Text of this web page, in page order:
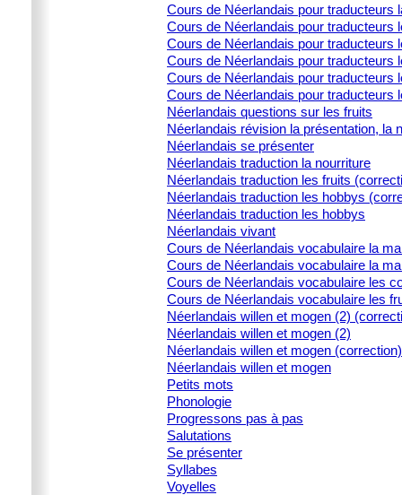
Cours de Néerlandais pour traducteurs
Cours de Néerlandais pour traducteurs
Cours de Néerlandais pour traducteurs
Cours de Néerlandais pour traducteurs
Cours de Néerlandais pour traducteurs
Cours de Néerlandais pour traducteurs
Néerlandais questions sur les fruits
Néerlandais révision la présentation, la
Néerlandais se présenter
Néerlandais traduction la nourriture
Néerlandais traduction les fruits
Néerlandais traduction les hobbys
Néerlandais traduction les hobbys
Néerlandais vivant
Cours de Néerlandais vocabulaire la
Cours de Néerlandais vocabulaire la
Cours de Néerlandais vocabulaire les
Cours de Néerlandais vocabulaire les
Néerlandais willen et mogen (2)
Néerlandais willen et mogen (2)
Néerlandais willen et mogen (correction)
Néerlandais willen et mogen
Petits mots
Phonologie
Progressons pas à pas
Salutations
Se présenter
Syllabes
Voyelles